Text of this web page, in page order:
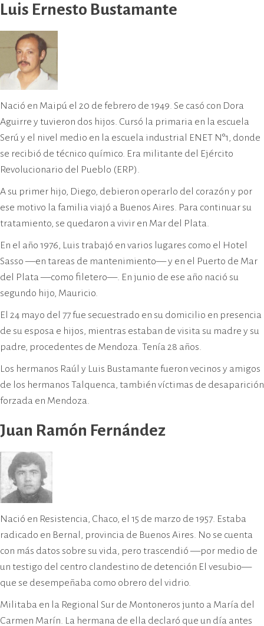
Luis Ernesto Bustamante
Nació en Maipú el 20 de febrero de 1949. Se casó con Dora
Aguirre y tuvieron dos hijos. Cursó la primaria en la escuela
Serú y el nivel medio en la escuela industrial ENET N°1, donde
se recibió de técnico químico. Era militante del Ejército
Revolucionario del Pueblo (ERP).
A su primer hijo, Diego, debieron operarlo del corazón y por
ese motivo la familia viajó a Buenos Aires. Para continuar su
tratamiento, se quedaron a vivir en Mar del Plata.
En el año 1976, Luis trabajó en varios lugares como el Hotel
Sasso —en tareas de mantenimiento— y en el Puerto de Mar
del Plata —como filetero—. En junio de ese año nació su
segundo hijo, Mauricio.
El 24 mayo del 77 fue secuestrado en su domicilio en presencia
de su esposa e hijos, mientras estaban de visita su madre y su
padre, procedentes de Mendoza. Tenía 28 años.
Los hermanos Raúl y Luis Bustamante fueron vecinos y amigos
de los hermanos Talquenca, también víctimas de desaparición
forzada en Mendoza.
Juan Ramón Fernández
Nació en Resistencia, Chaco, el 15 de marzo de 1957. Estaba
radicado en Bernal, provincia de Buenos Aires. No se cuenta
con más datos sobre su vida, pero trascendió —por medio de
un testigo del centro clandestino de detención El vesubio—
que se desempeñaba como obrero del vidrio.
Militaba en la Regional Sur de Montoneros junto a María del
Carmen Marín. La hermana de ella declaró que un día antes